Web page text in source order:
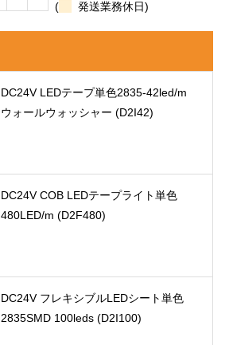
( 発送業務休日)
DC24V LEDテープ単色2835-42led/m
ウォールウォッシャー (D2I42)
DC24V COB LEDテープライト単色
480LED/m (D2F480)
DC24V フレキシブルLEDシート単色
2835SMD 100leds (D2I100)